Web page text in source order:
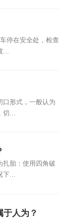
停在安全处，检查
口形式，一般认为
...
扎胎：使用四角破
下...
人为？